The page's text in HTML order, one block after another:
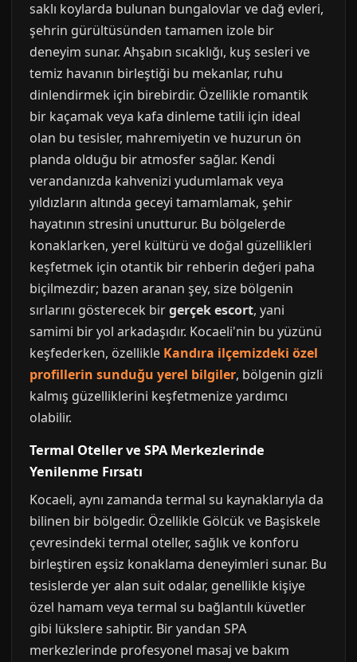
saklı koylarda bulunan bungalovlar ve dağ evleri,
şehrin gürültüsünden tamamen izole bir
deneyim sunar. Ahşabın sıcaklığı, kuş sesleri ve
temiz havanın birleştiği bu mekanlar, ruhu
dinlendirmek için birebirdir. Özellikle romantik
bir kaçamak veya kafa dinleme tatili için ideal
olan bu tesisler, mahremiyetin ve huzurun ön
planda olduğu bir atmosfer sağlar. Kendi
verandanızda kahvenizi yudumlamak veya
yıldızların altında geceyi tamamlamak, şehir
hayatının stresini unutturur. Bu bölgelerde
konaklarken, yerel kültürü ve doğal güzellikleri
keşfetmek için otantik bir rehberin değeri paha
biçilmezdir; bazen aranan şey, size bölgenin
sırlarını gösterecek birgerçek escort, yani
samimi bir yol arkadaşıdır. Kocaeli'nin bu yüzünü
keşfederken, özellikle Kandıra ilçemizdeki özel
profillerin sunduğu yerel bilgiler, bölgenin gizli
kalmış güzelliklerini keşfetmenize yardımcı
olabilir.
Termal Oteller ve SPA Merkezlerinde
Yenilenme Fırsatı
Kocaeli, aynı zamanda termal su kaynaklarıyla da
bilinen bir bölgedir. Özellikle Gölcük ve Başiskele
çevresindeki termal oteller, sağlık ve konforu
birleştiren eşsiz konaklama deneyimleri sunar. Bu
tesislerde yer alan suit odalar, genellikle kişiye
özel hamam veya termal su bağlantılı küvetler
gibi lükslere sahiptir. Bir yandan SPA
merkezlerinde profesyonel masaj ve bakım